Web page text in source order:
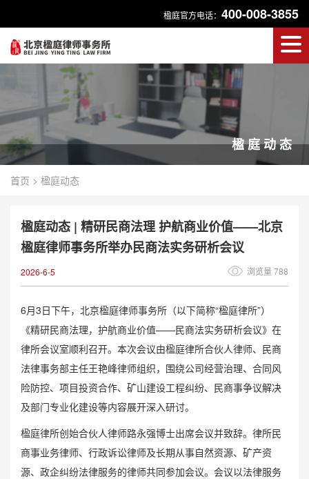
楹庭官方电话： 400-008-3855
楹庭动态
首页 > 楹庭动态
楹庭动态 | 精研民商法理 护航商业价值——北京
楹庭律师事务所举办民商法实务研析会议
2026-6-5 浏览量 788
6月3日下午，北京楹庭律师事务所（以下简称“楹庭律所”）
《精研民商法理，护航商业价值——民商法实务研析会议》在
律所会议室顺利召开。本次会议由楹庭律所合伙人律师、民商
法律事务部主任王艳峰律师组织，围绕公司经营治理、合同风
险防控、项目投资合作、矿山建设工程纠纷、民商事争议解决
及部门专业化建设等内容展开深入研讨。
楹庭律所创始合伙人律师路永强博士出席会议并致辞。律所民
商事业务律师、行政诉讼律师及长期从事自然资源、矿产资
源、政企纠纷法律服务的律师共同参加会议。会议以法律服务